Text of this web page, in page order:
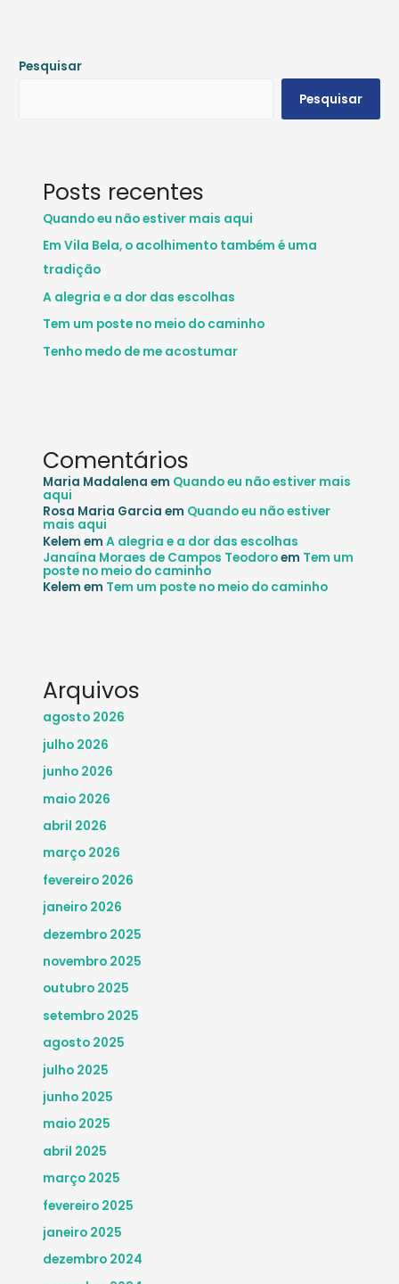
Pesquisar
Pesquisar
Posts recentes
Quando eu não estiver mais aqui
Em Vila Bela, o acolhimento também é uma
tradição
A alegria e a dor das escolhas
Tem um poste no meio do caminho
Tenho medo de me acostumar
Comentários
Maria Madalena em Quando eu não estiver mais
aqui
Rosa Maria Garcia em Quando eu não estiver
mais aqui
Kelem emA alegria e a dor das escolhas
Janaína Moraes de Campos Teodoroem Tem um
poste no meio do caminho
Kelem em Tem um poste no meio do caminho
Arquivos
agosto 2026
julho 2026
junho 2026
maio 2026
abril 2026
março 2026
fevereiro 2026
janeiro 2026
dezembro 2025
novembro 2025
outubro 2025
setembro 2025
agosto 2025
julho 2025
junho 2025
maio 2025
abril 2025
março 2025
fevereiro 2025
janeiro 2025
dezembro 2024